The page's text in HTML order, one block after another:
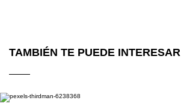
TAMBIÉN TE PUEDE INTERESAR